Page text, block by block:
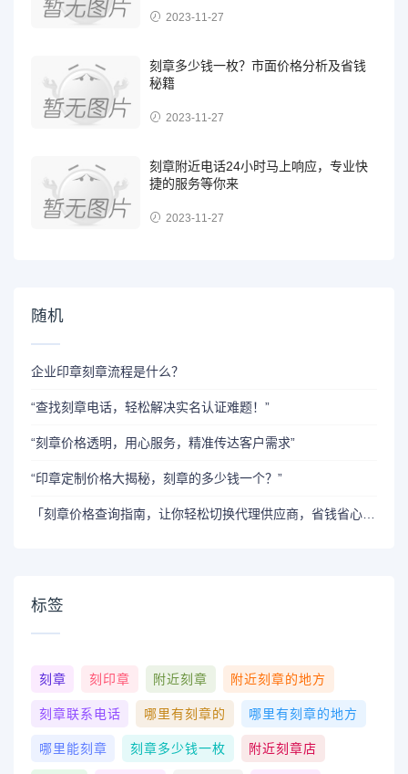
2023-11-27
刻章多少钱一枚？市面价格分析及省钱
秘籍
2023-11-27
刻章附近电话24小时马上响应，专业快
捷的服务等你来
2023-11-27
随机
企业印章刻章流程是什么？
“查找刻章电话，轻松解决实名认证难题！”
“刻章价格透明，用心服务，精准传达客户需求”
“印章定制价格大揭秘，刻章的多少钱一个？”
标签
刻章 刻印章 附近刻章 附近刻章的地方
刻章联系电话 哪里有刻章的 哪里有刻章的地方
哪里能刻章 刻章多少钱一枚 附近刻章店